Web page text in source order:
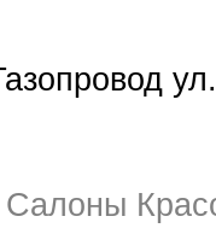
Салоны